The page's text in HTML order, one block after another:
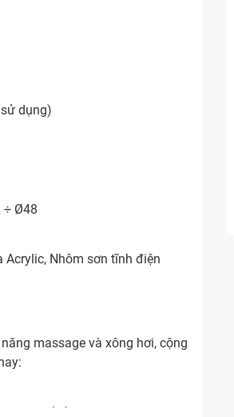
dụng)
÷ Ø48
Acrylic, Nhôm sơn tĩnh điện
massage và xông hơi, cộng
lườn